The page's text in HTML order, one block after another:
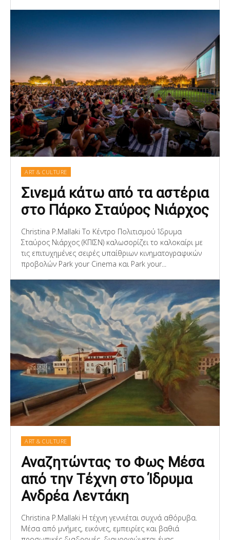
ART & CULTURE
Σινεμά κάτω από τα αστέρια
στο Πάρκο Σταύρος Νιάρχος
Christina P.Mallaki Το Κέντρο Πολιτισμού Ίδρυμα
Σταύρος Νιάρχος (ΚΠΙΣΝ) καλωσορίζει το καλοκαίρι με
τις επιτυχημένες σειρές υπαίθριων κινηματογραφικών
προβολών Park your Cinema και Park your...
ART & CULTURE
Αναζητώντας το Φως Μέσα
από την Τέχνη στο Ίδρυμα
Ανδρέα Λεντάκη
Christina P.Mallaki Η τέχνη γεννιέται συχνά αθόρυβα.
Μέσα από μνήμες, εικόνες, εμπειρίες και βαθιά